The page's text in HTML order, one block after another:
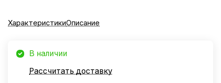
ХарактеристикиОписание
В наличии
Рассчитать доставку